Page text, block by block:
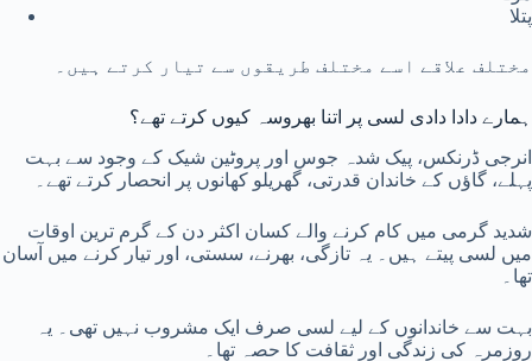
پتلا
مختلف علاقے اسے مختلف طریقوں سے تیار کرتے ہیں۔
ہمارے دادا دادی لسی پر اتنا بھروسہ کیوں کرتے تھے؟
انرجی ڈرنکس، پیک شدہ جوس اور پروٹین شیک کے وجود سے بہت
پہلے، گاؤں کے خاندان قدرتی، گھریلو کھانوں پر انحصار کرتے تھے۔
شدید گرمی میں کام کرنے والے کسان اکثر دن کے گرم ترین اوقات
میں لسی پیتے ہیں۔ یہ تازگی، بھرنے، سستی، اور تیار کرنے میں آسان
تھا۔
بہت سے خاندانوں کے لیے لسی صرف ایک مشروب نہیں تھی۔ یہ
روزمرہ کی زندگی اور ثقافت کا حصہ تھا۔